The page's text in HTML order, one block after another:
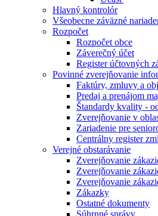
Hlavný kontrolór
Všeobecne záväzné
Rozpočet
Rozpočet obce
Záverečný účet
Register účtovných
Povinné zverejňovanie
Faktúry, zmluvy a
Predaj a prenájom
Štandardy kvality -
Zverejňovanie v
Zariadenie pre
Centrálny register
Verejné obstarávanie
Zverejňovanie
Zverejňovanie
Zverejňovanie
Zákazky
Ostatné dokumenty
Súhrnné správy